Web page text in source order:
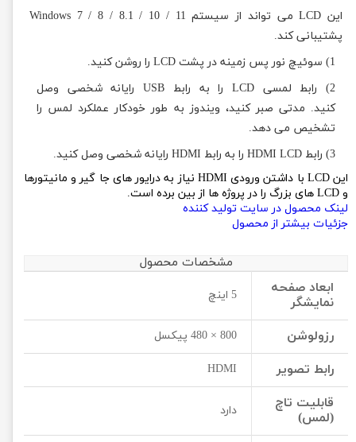
این LCD می تواند از سیستم Windows 7 / 8 / 8.1 / 10 / 11
پشتیبانی کند.
1) سوئیچ نور پس زمینه در پشت LCD را روشن کنید.
2) رابط لمسی LCD را به رابط USB رایانه شخصی وصل
کنید. مدتی صبر کنید، ویندوز به طور خودکار عملکرد لمس را
تشخیص می دهد.
3) رابط HDMI LCD را به رابط HDMI رایانه شخصی وصل کنید.
این LCD با داشتن ورودی HDMI نیاز به درایور های جا گیر و مانیتورها
و LCD های بزرگ را در پروژه ها از بین برده است.
لینک محصول در سایت تولید کننده
جزئیات بیشتر از محصول
مشخصات محصول
ابعاد صفحه
نمایشگر
5 اینچ
رزولوشن 800 × 480 پیکسل
رابط تصویر HDMI
قابلیت تاچ
(لمس)
دارد